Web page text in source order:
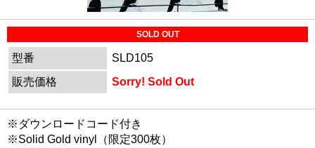
SOLD OUT
型番
SLD105
販売価格
Sorry! Sold Out
※ダウンロードコード付き
※Solid Gold vinyl（限定300枚）